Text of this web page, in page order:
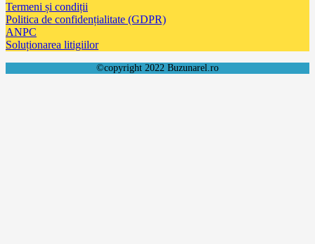
Termeni și condiții
Politica de confidențialitate (GDPR)
ANPC
Soluționarea litigiilor
©copyright 2022 Buzunarel.ro